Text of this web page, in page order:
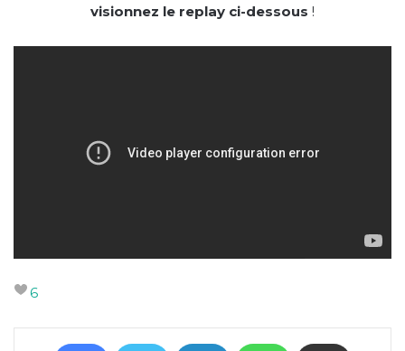
visionnez le replay ci-dessous !
6